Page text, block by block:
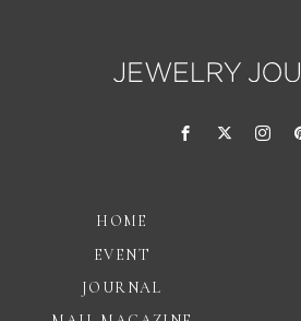
HOME
EVENT
JOURNAL